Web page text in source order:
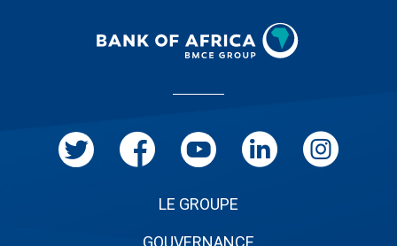
LE GROUPE